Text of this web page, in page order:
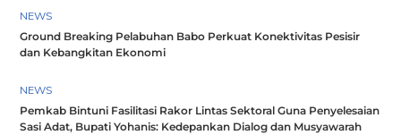
NEWS
Ground Breaking Pelabuhan Babo Perkuat Konektivitas Pesisir
dan Kebangkitan Ekonomi
NEWS
Pemkab Bintuni Fasilitasi Rakor Lintas Sektoral Guna Penyelesaian
Sasi Adat, Bupati Yohanis: Kedepankan Dialog dan Musyawarah